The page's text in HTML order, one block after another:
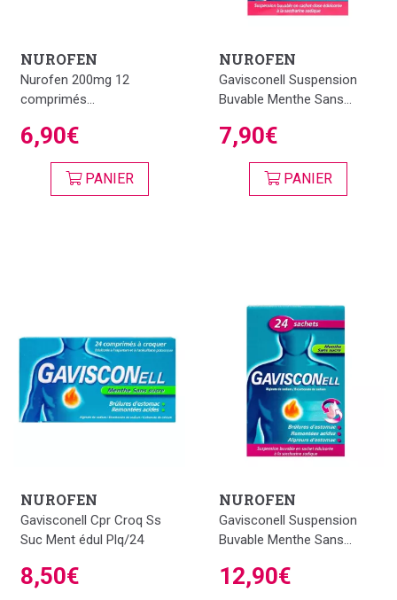
NUROFEN
Nurofen 200mg 12
comprimés...
6,90€
PANIER
NUROFEN
Gavisconell Suspension
Buvable Menthe Sans...
7,90€
PANIER
NUROFEN
Gavisconell Cpr Croq Ss
Suc Ment édul Plq/24
8,50€
NUROFEN
Gavisconell Suspension
Buvable Menthe Sans...
12,90€